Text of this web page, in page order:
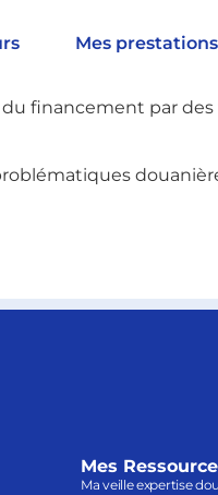
Mes prestations
offrir des
financement par
Mes
Ma veille expertise